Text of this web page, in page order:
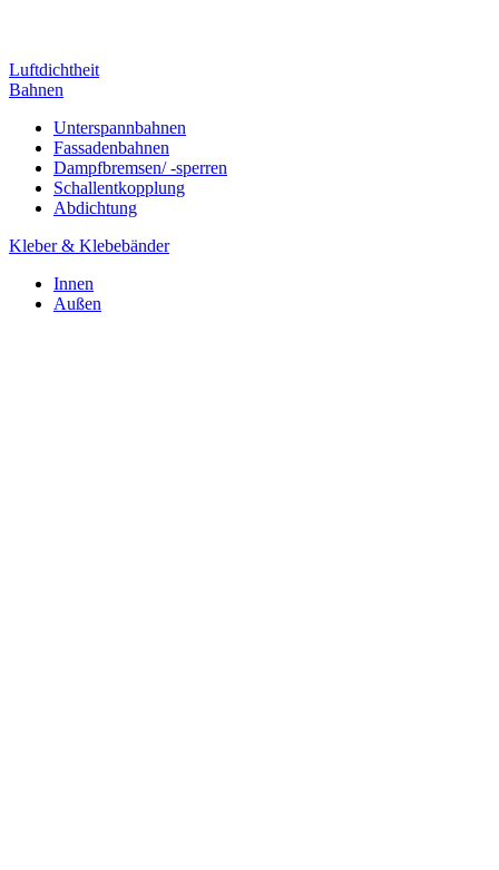
Luftdichtheit
Bahnen
Unterspannbahnen
Fassadenbahnen
Dampfbremsen/ -sperren
Schallentkopplung
Abdichtung
Kleber & Klebebänder
Innen
Außen